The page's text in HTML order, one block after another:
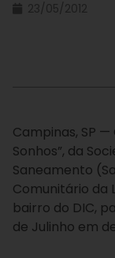
23/05/2012
Campinas, SP
Sonhos”, da
Saneamento
Comunitário da
bairro do DIC,
de Julinho em